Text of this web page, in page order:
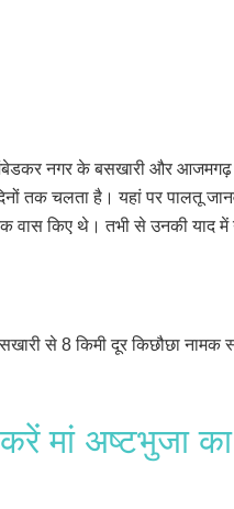
नगर के बसखारी और आजमगढ़ के
तक चलता है। यहां पर पालतू
वास किए थे। तभी से उनकी याद
से 8 किमी दूर किछौछा
मां अष्टभुजा